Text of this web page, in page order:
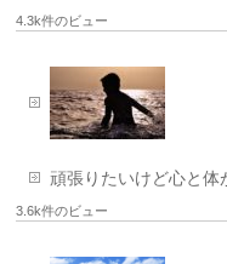
4.3k件のビュー
頑張りたいけど心と体
3.6k件のビュー